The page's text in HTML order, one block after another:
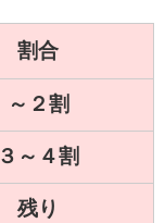
割合
～２割
３～４割
残り